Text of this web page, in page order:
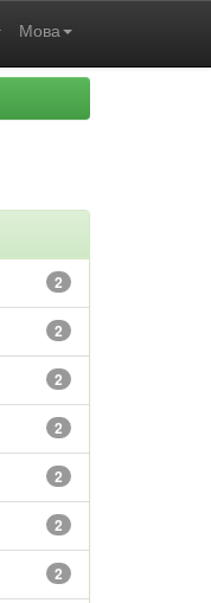
Мова
2
2
2
2
2
2
2